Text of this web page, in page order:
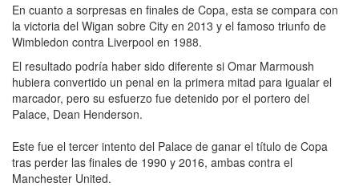
En cuanto a sorpresas en finales de Copa, esta se compara con
la victoria del Wigan sobre City en 2013 y el famoso triunfo de
Wimbledon contra Liverpool en 1988.
El resultado podría haber sido diferente si Omar Marmoush
hubiera convertido un penal en la primera mitad para igualar el
marcador, pero su esfuerzo fue detenido por el portero del
Palace, Dean Henderson.
Este fue el tercer intento del Palace de ganar el título de Copa
tras perder las finales de 1990 y 2016, ambas contra el
Manchester United.